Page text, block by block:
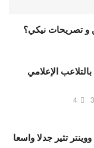
و تصريحات نيكي؟
الإعلامي
4
تثير جدلا واسعا